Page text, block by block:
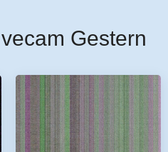
Gestern